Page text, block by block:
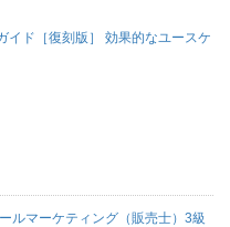
イド［復刻版］ 効果的なユースケ
ルマーケティング（販売士）3級